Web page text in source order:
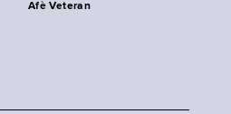
Afè Veteran